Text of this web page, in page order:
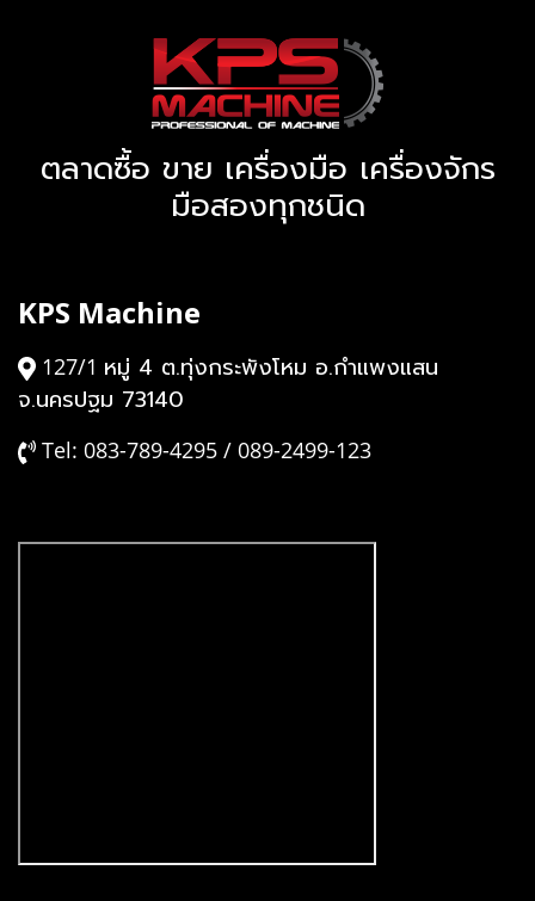
ตลาดซื้อ ขาย เครื่องมือ เครื่องจักร
มือสองทุกชนิด
KPS Machine
127/1 หมู่ 4 ต.ทุ่งกระพังโหม อ.กำแพงแสน
จ.นครปฐม 73140
Tel: 083-789-4295 / 089-2499-123